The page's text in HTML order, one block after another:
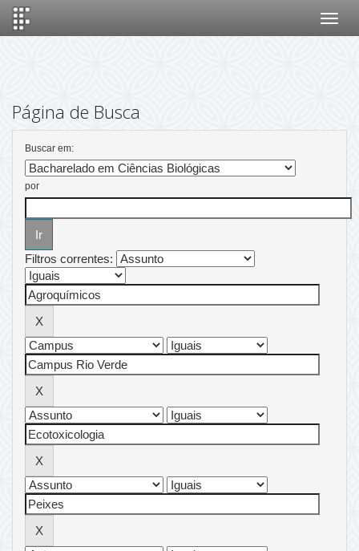
Página de Busca
Buscar em:
por
Filtros correntes: